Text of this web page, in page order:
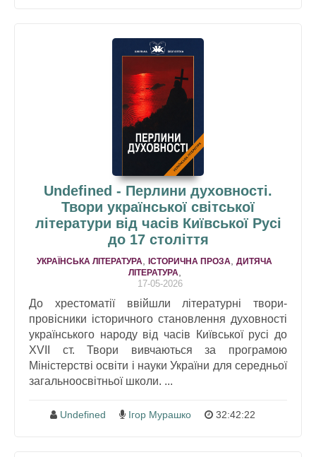
Undefined - Перлини духовності.
Твори української світської
літератури від часів Київської Русі
до 17 століття
УКРАЇНСЬКА ЛІТЕРАТУРА ІСТОРИЧНА ПРОЗА ДИТЯЧА
ЛІТЕРАТУРА
17-05-2026
До хрестоматії ввійшли літературні твори-
провісники історичного становлення духовності
українського народу від часів Київської русі до
XVII ст. Твори вивчаються за програмою
Міністерстві освіти і науки України для середньої
загальноосвітньої школи. ...
Undefined Ігор Мурашко 32:42:22